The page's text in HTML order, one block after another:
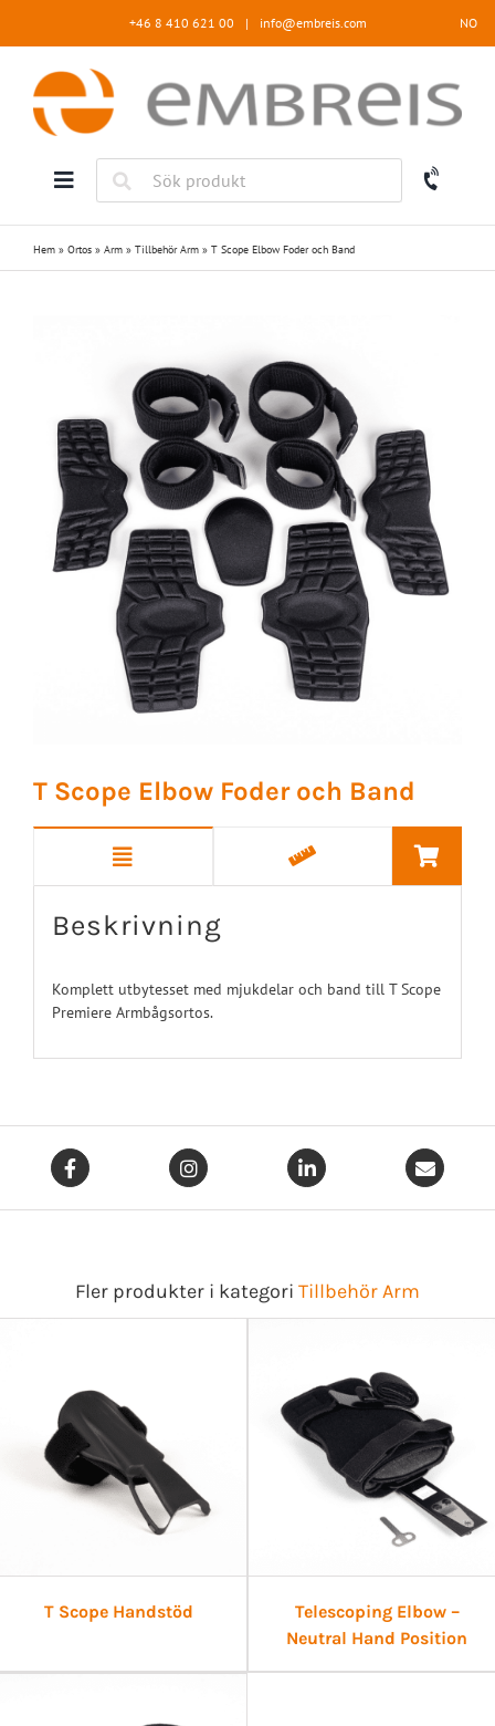
+46 8 410 621 00 | info@embreis.com NO
Hem » Ortos » Arm » Tillbehör Arm » T Scope Elbow Foder och Band
T Scope Elbow Foder och Band
Beskrivning
Komplett utbytesset med mjukdelar och band till T Scope
Premiere Armbågsortos.
Fler produkter i kategori Tillbehör Arm
T Scope Handstöd
Telescoping Elbow –
Neutral Hand Position